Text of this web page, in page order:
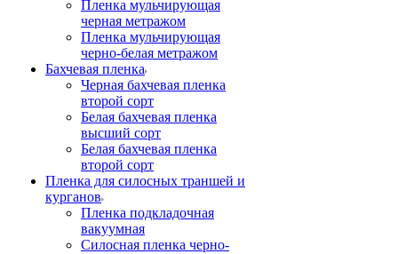
Пленка мульчирующая
черная метражом
Пленка мульчирующая
черно-белая метражом
Бахчевая пленка
Черная бахчевая пленка
второй сорт
Белая бахчевая пленка
высший сорт
Белая бахчевая пленка
второй сорт
Пленка для силосных траншей и
курганов
Пленка подкладочная
вакуумная
Силосная пленка черно-